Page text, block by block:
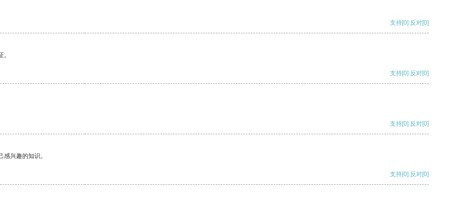
支持[0] 反对[0]
支持[0] 反对[0]
支持[0] 反对[0]
兴趣的知识。
支持[0] 反对[0]